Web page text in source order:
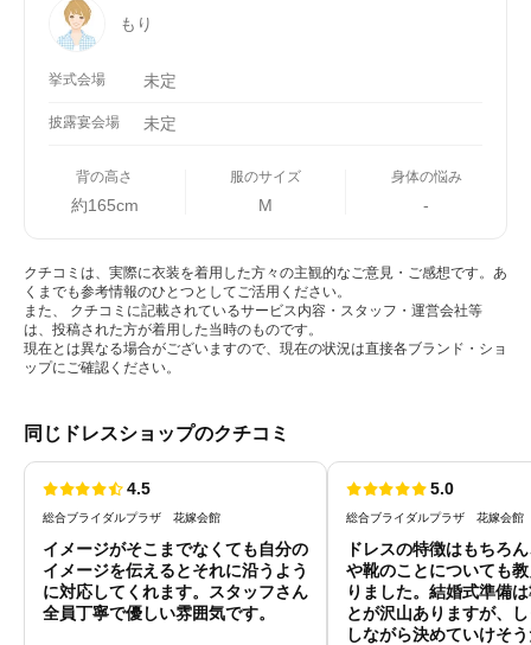
もり
挙式会場 未定
披露宴会場 未定
背の高さ
約165cm
服のサイズ
M
身体の悩み
-
クチコミは、実際に衣装を着用した方々の主観的なご意見・ご感想です。あ
くまでも参考情報のひとつとしてご活用ください。
また、 クチコミに記載されているサービス内容・スタッフ・運営会社等
は、投稿された方が着用した当時のものです。
現在とは異なる場合がございますので、現在の状況は直接各ブランド・ショ
ップにご確認ください。
同じドレスショップのクチコミ
4.5
総合ブライダルプラザ 花嫁会館
イメージがそこまでなくても自分の
イメージを伝えるとそれに沿うよう
に対応してくれます。スタッフさん
全員丁寧で優しい雰囲気です。
5.0
総合ブライダルプラザ 花嫁会館
ドレスの特徴はもちろ
や靴のことについても
りました。結婚式準備
とが沢山ありますが、
しながら決めていけそ